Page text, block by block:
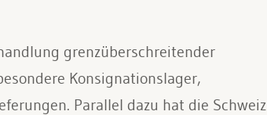
grenzüberschreitender
Konsignationslager,
Parallel dazu hat die Schweiz